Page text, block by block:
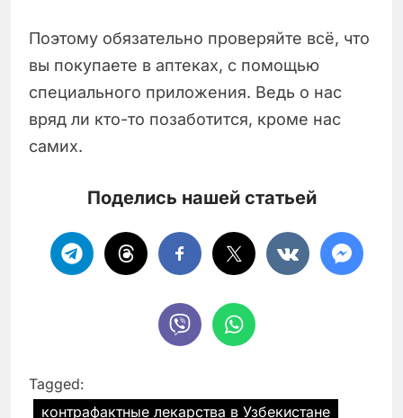
Поэтому обязательно проверяйте всё, что
вы покупаете в аптеках, с помощью
специального приложения. Ведь о нас
вряд ли кто-то позаботится, кроме нас
самих.
Поделись нашей статьей
Tagged:
контрафактные лекарства в Узбекистане